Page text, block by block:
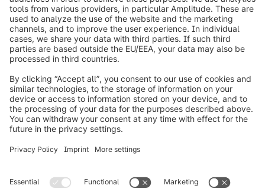
info@shopware.com
Informazioni su Shopware
Prodotti
Soluzioni